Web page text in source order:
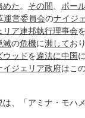
めた 。 その間 ポー
運営委員会のナイジ
リア連邦執行理事会を
滅の危機に瀕しており
ウッドを違法に中国に
イジェリア政府はこ
、「アミナ・モハ